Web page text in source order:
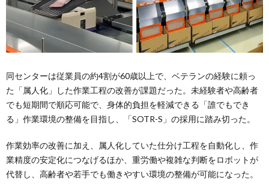
同センターは従業員の約4割が60歳以上で、ベテランの経験に頼っ
た「属人化」した作業工程の改善が課題だった。未経験者や高齢者
でも短期間で順応可能で、身体的負担を軽減できる「誰でもでき
る」作業環境の整備を目指し、「SOTR-S」の採用に踏み切った。
作業効率の改善に加え、属人化していた仕分け工程を自動化し、作
業精度の安定化につなげるほか、重労働や複雑な判断をロボットが
代替し、高齢者や若手でも働きやすい環境の整備が可能になった。